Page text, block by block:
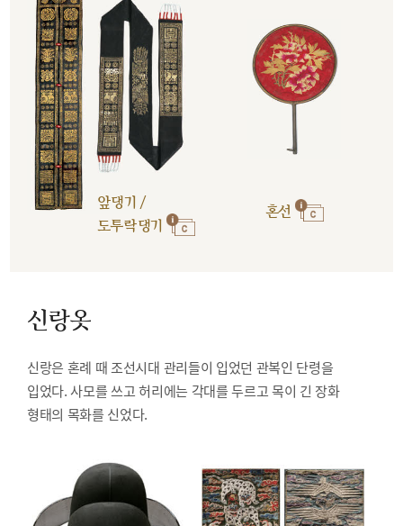
앞댕기 /
도투락댕기
혼선
신랑옷
신랑은 혼례 때 조선시대 관리들이 입었던 관복인 단령을
입었다. 사모를 쓰고 허리에는 각대를 두르고 목이 긴 장화
형태의 목화를 신었다.